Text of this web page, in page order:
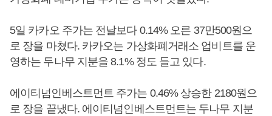
5일 카카오 주가는 전날보다 0.14% 오른 37만500원으
로 장을 마쳤다. 카카오는 가상화폐거래소 업비트를 운
영하는 두나무 지분을 8.1% 정도 들고 있다.
에이티넘인베스트먼트 주가는 0.46% 상승한 2180원으
로 장을 끝냈다. 에이티넘인베스트먼트는 두나무 지분